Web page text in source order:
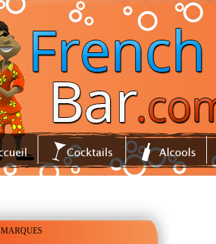
MARQUES